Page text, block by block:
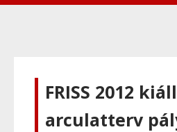
FRISS 2012
arculatterv